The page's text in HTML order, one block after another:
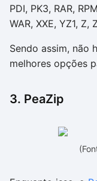
PDI, PK3, RAR,
WAR, XXE, YZ1, Z,
Sendo assim, não
melhores opções
3. PeaZip